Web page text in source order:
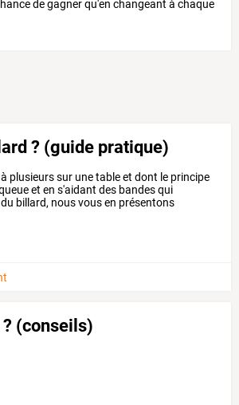
de gagner qu'en changeant à chaque
? (guide pratique)
plusieurs sur une table et dont le principe
et en s'aidant des bandes qui
billard, nous vous en présentons
(conseils)